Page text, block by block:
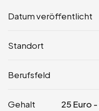
Datum veröffentlicht
Standort
Berufsfeld
Gehalt 25 Euro -